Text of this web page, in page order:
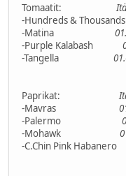
Tomaatit:
-Hundreds & Thousands
-Matina
-Purple Kalabash
-Tangella
Paprikat:
-Mavras
-Palermo
-Mohawk
-C.Chin Pink Habanero